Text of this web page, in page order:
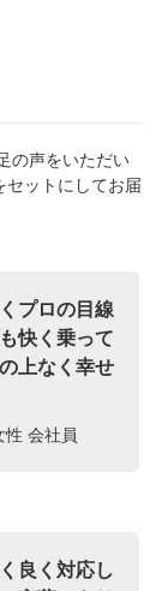
の声をいただい
セットにしてお届
プロの目線
快く乗って
上なく幸せ
会社員
良く対応し